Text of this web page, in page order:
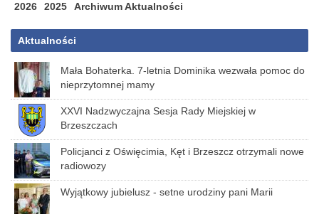
2026 2025 Archiwum Aktualności
Aktualności
Mała Bohaterka. 7-letnia Dominika wezwała pomoc do
nieprzytomnej mamy
XXVI Nadzwyczajna Sesja Rady Miejskiej w
Brzeszczach
Policjanci z Oświęcimia, Kęt i Brzeszcz otrzymali nowe
radiowozy
Wyjątkowy jubielusz - setne urodziny pani Marii